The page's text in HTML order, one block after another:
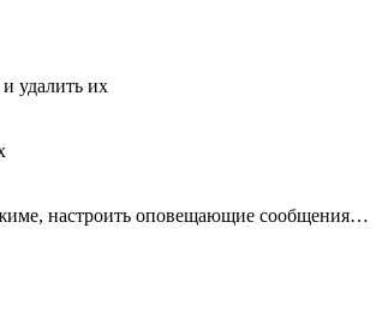
удалить их
настроить оповещающие сообщения…